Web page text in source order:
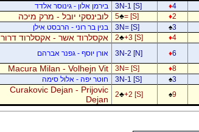
♦4
3N-1 [S] בירמן אלון - גינוסר אלדד
♦2
5♣= [S] לובינסקי יובל - מרק מיכה
♠3
3N= [S] בנין בר רוני - הרבסט אילן
♦4
2♣+3 [S] אקסלרוד אשר - אקסלרוד דרור
♦6
3N-2 [N] אורן יוסף - גפנר אברהם
♦8
3N= [S]
Macura Milan - Volhejn Vit
♠3
3N-1 [S] חוטר יפה - אלול סימה
♠9
2♣+2 [S]
Curakovic Dejan - Prijovic
Dejan